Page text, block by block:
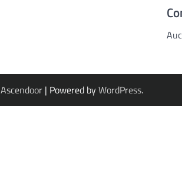
Ascendoor| Powered byWordPress.